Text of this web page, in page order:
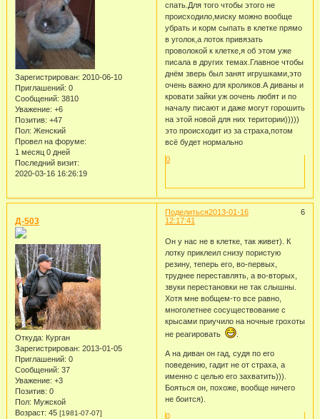
Зарегистрирован: 2010-06-10
Приглашений: 0
Сообщений: 3810
Уважение: +6
Позитив: +47
Пол: Женский
Провел на форуме:
1 месяц 0 дней
Последний визит:
2020-03-16 16:26:19
спать.Для того чтобы этого не
происходило,миску можно вообще
убрать и корм сыпать в клетке прямо
в уголок,а лоток привязать
проволокой к клетке,я об этом уже
писала в других темах.Главное чтобы
днём зверь был занят игрушками,это
очень важно для кроликов.А диваны и
кровати зайки уж оочень любят и по
началу писают и даже могут горошить
на этой новой для них територии)))))
это происходит из за страха,потом
всё будет нормально
0
Поделиться 6
2013-01-16
12:17:41
Д-503
Откуда: Курган
Зарегистрирован: 2013-01-05
Приглашений: 0
Сообщений: 37
Уважение: +3
Позитив: 0
Пол: Мужской
Возраст: 45 [1981-07-07]
Он у нас не в клетке, так живет). К
лотку приклеил снизу пористую
резину, теперь его, во-первых,
труднее переставлять, а во-вторых,
звуки перестановки не так слышны.
Хотя мне вобщем-то все равно,
многолетнее сосуществование с
крысами приучило на ночные грохоты
не реагировать
.
А на диван он гад, судя по его
поведению, гадит не от страха, а
именно с целью его захватить))).
Бояться он, похоже, вообще ничего
не боится).
0